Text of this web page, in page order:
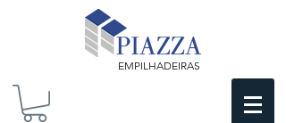
EMPILHADEIRAS